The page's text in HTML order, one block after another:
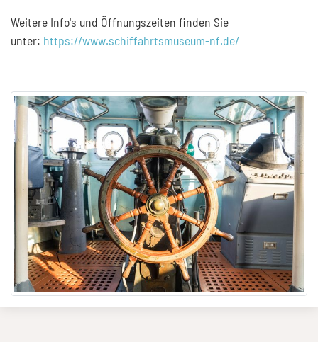
Weitere Info's und Öffnungszeiten finden Sie
unter: https://www.schiffahrtsmuseum-nf.de/